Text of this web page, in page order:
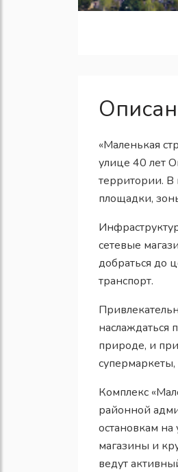
«Маленькая
улице 40 лет
территории. В
площадки,
сетевые
добраться до
транспорт.
наслаждаться
природе, и
Комплекс
районной
остановкам на
магазины и
ведут